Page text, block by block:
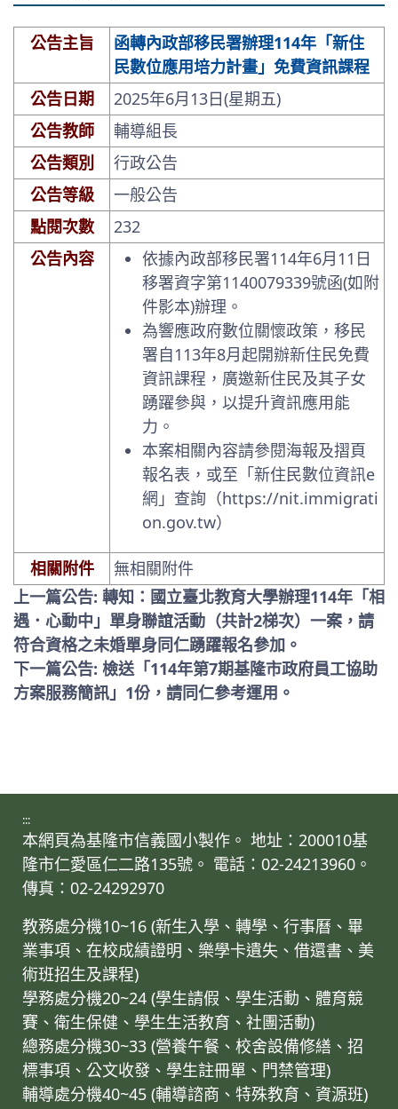
公告主旨
函轉內政部移民署辦理114年「新住
民數位應用培力計畫」免費資訊課程
公告日期
2025年6月13日(星期五)
公告教師
輔導組長
公告類別
行政公告
公告等級
一般公告
點閱次數
232
公告內容
依據內政部移民署114年6月11日
移署資字第1140079339號函(如附
件影本)辦理。
為響應政府數位關懷政策，移民
署自113年8月起開辦新住民免費
資訊課程，廣邀新住民及其子女
踴躍參與，以提升資訊應用能
力。
本案相關內容請參閱海報及摺頁
報名表，或至「新住民數位資訊e
網」查詢（https://nit.immigrati
on.gov.tw）
相關附件
無相關附件
上一篇公告: 轉知：國立臺北教育大學辦理114年「相
遇．心動中」單身聯誼活動（共計2梯次）一案，請
符合資格之未婚單身同仁踴躍報名參加。
下一篇公告: 檢送「114年第7期基隆市政府員工協助
方案服務簡訊」1份，請同仁參考運用。
:::
本網頁為基隆市信義國小製作。 地址：200010基
隆市仁愛區仁二路135號。 電話：02-24213960。
傳真：02-24292970
教務處分機10~16 (新生入學、轉學、行事曆、畢
業事項、在校成績證明、樂學卡遺失、借還書、美
術班招生及課程)
學務處分機20~24 (學生請假、學生活動、體育競
賽、衛生保健、學生生活教育、社團活動)
總務處分機30~33 (營養午餐、校舍設備修繕、招
標事項、公文收發、學生註冊單、門禁管理)
輔導處分機40~45 (輔導諮商、特殊教育、資源班)